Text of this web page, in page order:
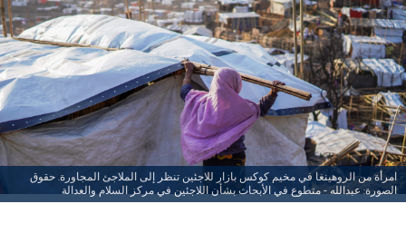
امرأة من الروهينغا في مخيم كوكس بازار للاجئين تنظر إلى الملاجئ المجاورة. حقوق
الصورة: عبدالله - متطوع في الأبحاث بشأن اللاجئين في مركز السلام والعدالة